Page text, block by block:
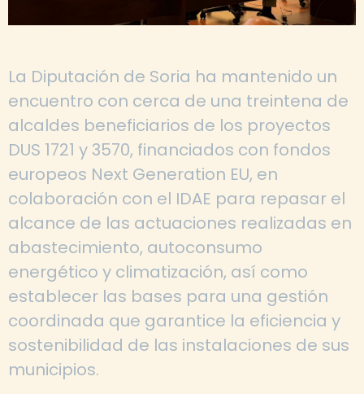
La Diputación de Soria ha mantenido un
encuentro con cerca de una treintena de
alcaldes beneficiarios de los proyectos
DUS 1721 y 3570, financiados con fondos
europeos Next Generation EU, en
colaboración con el IDAE para repasar el
alcance de las actuaciones realizadas en
abastecimiento, autoconsumo
energético y climatización, así como
establecer las bases para una gestión
coordinada que garantice la eficiencia y
sostenibilidad de las instalaciones de sus
municipios.